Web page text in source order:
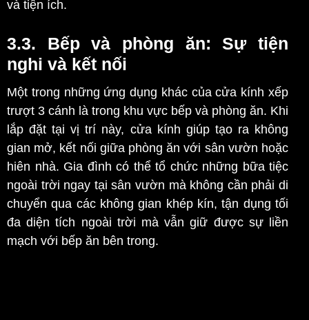
và tiện ích.
3.3. Bếp và phòng ăn: Sự tiện
nghi và kết nối
Một trong những ứng dụng khác của cửa kính xếp
trượt 3 cánh là trong khu vực bếp và phòng ăn. Khi
lắp đặt tại vị trí này, cửa kính giúp tạo ra không
gian mở, kết nối giữa phòng ăn với sân vườn hoặc
hiên nhà. Gia đình có thể tổ chức những bữa tiệc
ngoài trời ngay tại sân vườn mà không cần phải di
chuyển qua các không gian khép kín, tận dụng tối
đa diện tích ngoài trời mà vẫn giữ được sự liền
mạch với bếp ăn bên trong.